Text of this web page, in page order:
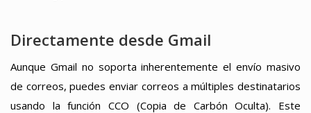
Directamente desde Gmail
Aunque Gmail no soporta inherentemente el envío masivo
de correos, puedes enviar correos a múltiples destinatarios
usando la función CCO (Copia de Carbón Oculta). Este